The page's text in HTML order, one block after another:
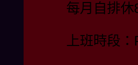
每月自排休
上班時段